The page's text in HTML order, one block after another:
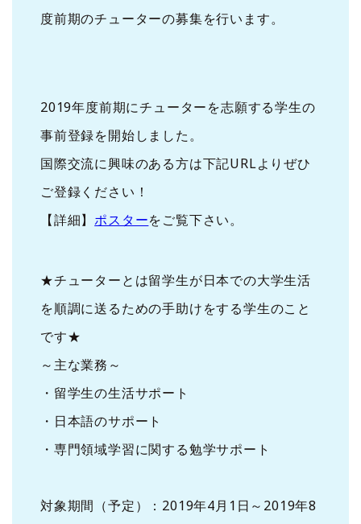
度前期のチューターの募集を行います。
2019年度前期にチューターを志願する学生の
事前登録を開始しました。
国際交流に興味のある方は下記URLよりぜひ
ご登録ください！
【詳細】ポスターをご覧下さい。
★チューターとは留学生が日本での大学生活
を順調に送るための手助けをする学生のこと
です★
～主な業務～
・留学生の生活サポート
・日本語のサポート
・専門領域学習に関する勉学サポート
対象期間（予定）：2019年4月1日～2019年8